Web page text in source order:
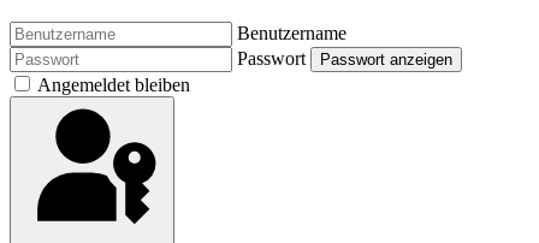
Benutzername
Passwort
Passwort anzeigen
Angemeldet bleiben